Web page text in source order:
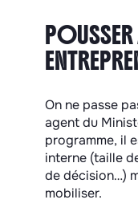
POUSSER
On ne passe
agent du
programme, il
interne (taille
de décision…)
mobiliser.